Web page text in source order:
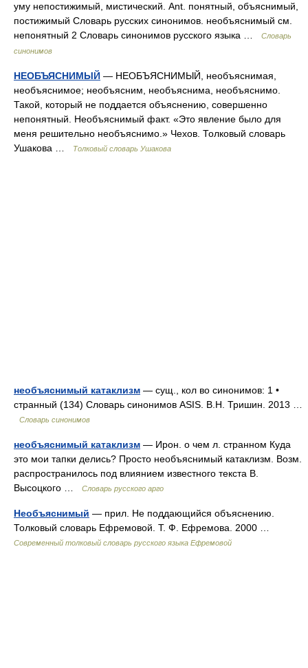
уму непостижимый, мистический. Ant. понятный, объяснимый,
постижимый Словарь русских синонимов. необъяснимый см.
непонятный 2 Словарь синонимов русского языка …
Словарь
синонимов
НЕОБЪЯСНИМЫЙ — НЕОБЪЯСНИМЫЙ, необъяснимая,
необъяснимое; необъясним, необъяснима, необъяснимо.
Такой, который не поддается объяснению, совершенно
непонятный. Необъяснимый факт. «Это явление было для
меня решительно необъяснимо.» Чехов. Толковый словарь
Ушакова …
Толковый словарь Ушакова
необъяснимый катаклизм — сущ., кол во синонимов: 1 •
странный (134) Словарь синонимов ASIS. В.Н. Тришин. 2013 …
Словарь синонимов
необъяснимый катаклизм — Ирон. о чем л. странном Куда
это мои тапки делись? Просто необъяснимый катаклизм. Возм.
распространилось под влиянием известного текста В.
Высоцкого …
Словарь русского арго
Необъяснимый — прил. Не поддающийся объяснению.
Толковый словарь Ефремовой. Т. Ф. Ефремова. 2000 …
Современный толковый словарь русского языка Ефремовой